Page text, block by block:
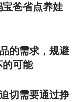
爸省点养娃
的需求，规避
的可能
切需要通过挣